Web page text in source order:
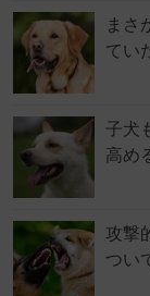
まさ
てい
子犬
高め
攻撃
つい